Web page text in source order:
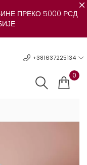
ПРЕКО 5000 РСД
+381637225134
0